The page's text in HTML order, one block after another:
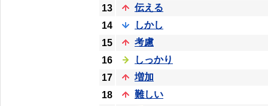
13
伝える
14
しかし
15
考慮
16
しっかり
17
増加
18
難しい